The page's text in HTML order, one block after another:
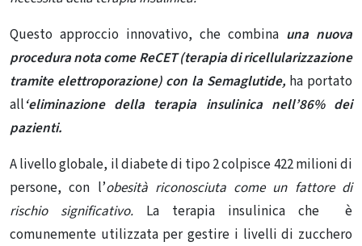
Questo approccio innovativo, che combina una nuova
procedura nota come ReCET (terapia di ricellularizzazione
tramite elettroporazione) con la Semaglutide, ha portato
all‘eliminazione della terapia insulinica nell’86% dei
pazienti.
A livello globale, il diabete di tipo 2 colpisce 422 milioni di
persone, con l’obesità riconosciuta come un fattore di
rischio significativo. La terapia insulinica che è
comunemente utilizzata per gestire i livelli di zucchero